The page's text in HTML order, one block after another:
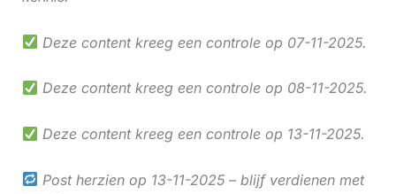
Deze content kreeg een controle op 07-11-2025.
Deze content kreeg een controle op 08-11-2025.
Deze content kreeg een controle op 13-11-2025.
Post herzien op 13-11-2025 – blijf verdienen met